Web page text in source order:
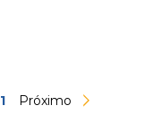
1 Próximo